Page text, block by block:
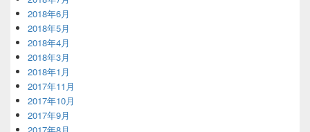
2018年6月
2018年5月
2018年4月
2018年3月
2018年1月
2017年11月
2017年10月
2017年9月
2017年8月